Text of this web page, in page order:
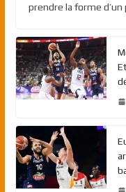
prendre la forme d’un